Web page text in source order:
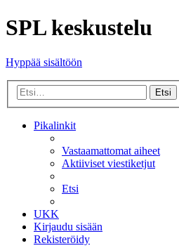
SPL keskustelu
Hyppää sisältöön
Etsi
Pikalinkit
Vastaamattomat aiheet
Aktiiviset viestiketjut
Etsi
UKK
Kirjaudu sisään
Rekisteröidy